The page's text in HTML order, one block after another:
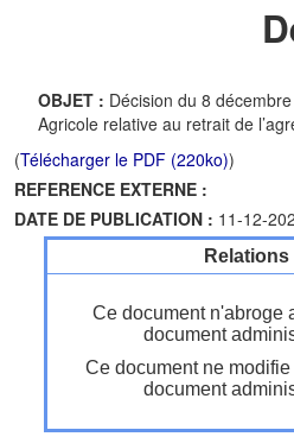
OBJET : Décision du 8
Agricole relative au retrait de
(Télécharger le PDF (220ko))
REFERENCE EXTERNE :
DATE DE PUBLICATION : 11-12-
Ce document n'abroge
document
Ce document ne
document